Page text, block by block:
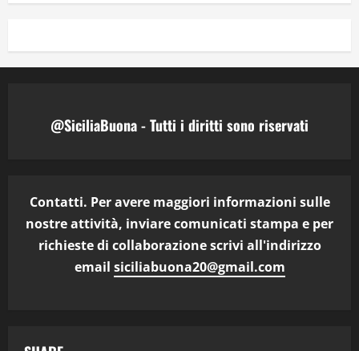
@SiciliaBuona - Tutti i diritti sono riservati
Contatti. Per avere maggiori informazioni sulle
nostre attività, inviare comunicati stampa e per
richieste di collaborazione scrivi all'indirizzo
email siciliabuona20@gmail.com